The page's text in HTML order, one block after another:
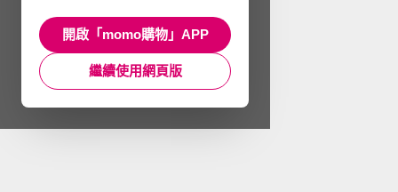
開啟「momo購物」APP
繼續使用網頁版